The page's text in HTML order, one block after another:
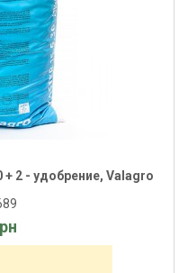
+ 2 - удобрение, Valagro